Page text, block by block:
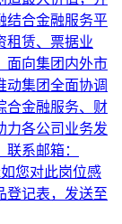
结合金融服务平
租赁、票据业
面向集团内外市
动集团全面协调
合金融服务、财
力各公司业务发
系邮箱：
如您对此岗位感
登记表，发送至